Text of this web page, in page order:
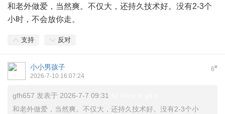
和老外做爱，当然爽。不仅大，还持久技术好。没有2-3个
小时，不会放你走。
支持 反对
6#
小小男孩子
2026-7-10 16:07:24
gfh657 发表于 2026-7-7 09:31
和老外做爱，当然爽。不仅大，还持久技术好。没有2-3个小